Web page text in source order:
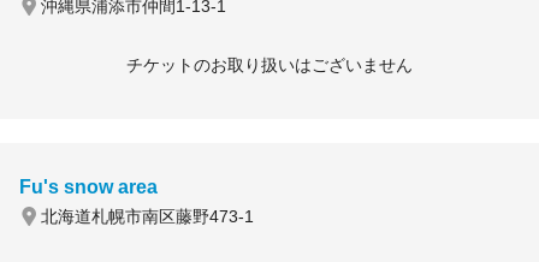
沖縄県浦添市仲間1-13-1
チケットのお取り扱いはございません
Fu's snow area
北海道札幌市南区藤野473-1